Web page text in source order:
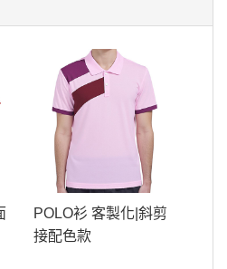
POLO衫 客製化|斜剪
接配色款